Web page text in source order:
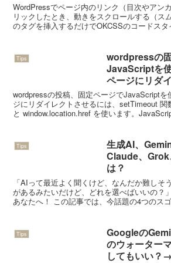
WordPressでページ内のリンク（目次やアン
リックしたとき、動きをスクロールする（ス
のタグを挿入するだけでOKCSSのコードス
Tips
wordpressの
JavaScriptを
ページにリダ
wordpressの投稿、固定ページでJavaScriptを
ジにリダイレクトさせるには、setTimeout 関
と window.location.href を使います。
Tips
生成AI、
Claude、
は？
「AIって最近よく聞くけど、なんだか難し
があるみたいだけど、どれを選べばいいの？
あなたへ！ この記事では、今話題の4つのス
Tips
Googleの
のウォーター
してもいい？